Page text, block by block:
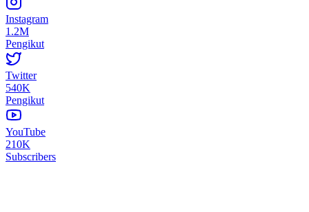
Instagram
1.2M
Pengikut
Twitter
540K
Pengikut
YouTube
210K
Subscribers